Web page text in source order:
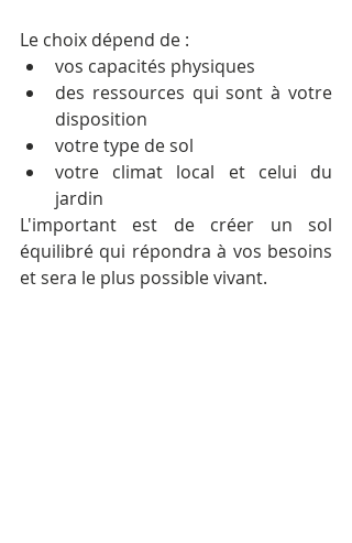
Le choix dépend de :
vos capacités physiques
des ressources qui sont à votre
disposition
votre type de sol
votre climat local et celui du
jardin
L'important est de créer un sol
équilibré qui répondra à vos besoins
et sera le plus possible vivant.